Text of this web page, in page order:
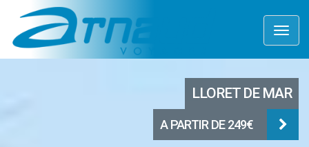
LLORET DE MAR
A PARTIR DE 249€